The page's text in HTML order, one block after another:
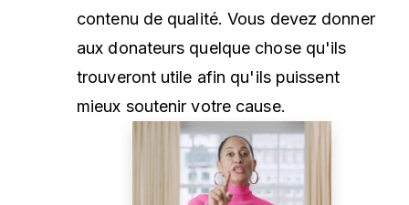
contenu de qualité. Vous devez donner
aux donateurs quelque chose qu'ils
trouveront utile afin qu'ils puissent
mieux soutenir votre cause.